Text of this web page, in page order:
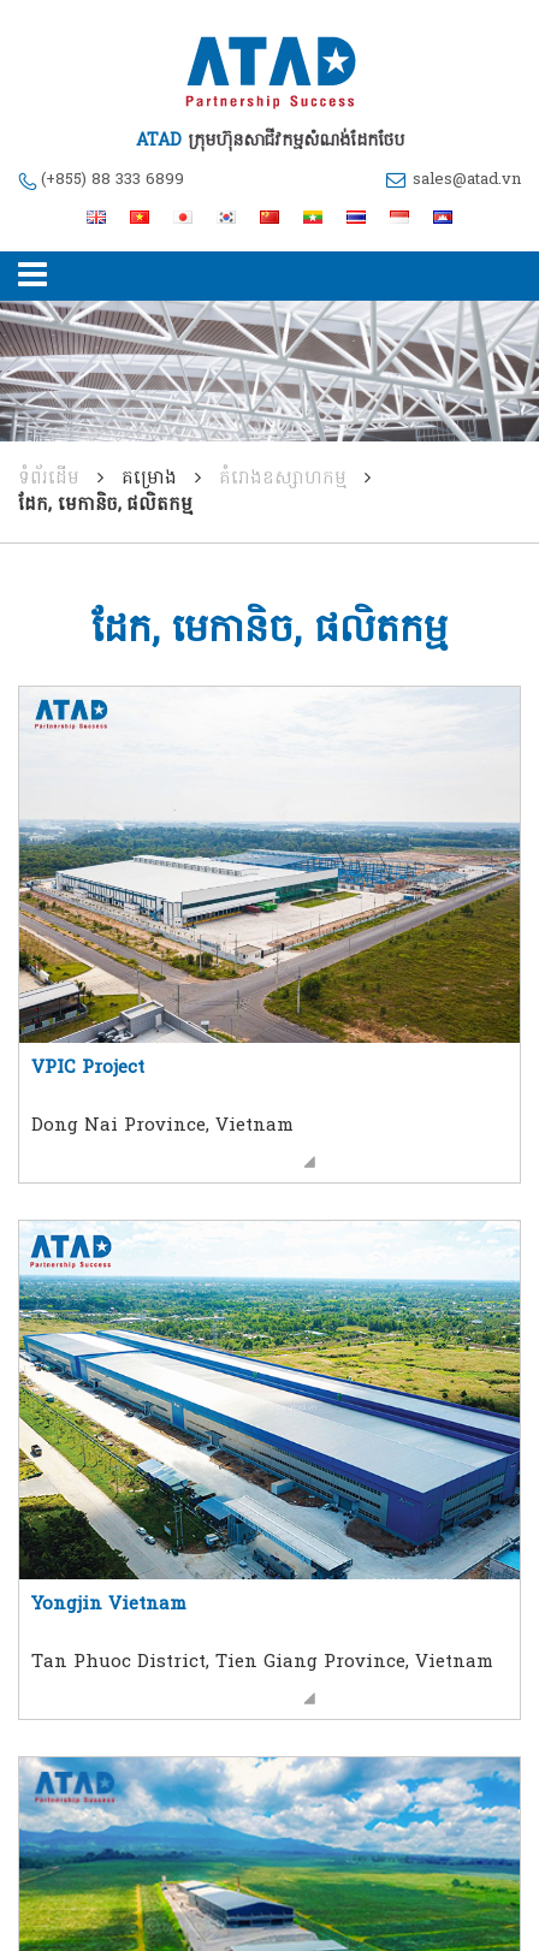
ATAD ក្រុមហ៊ុនសាជីវកម្មសំណង់ដែកថែប
(+855) 88 333 6899 sales@atad.vn
ទំព័រដើម គម្រោង
គំរោងឧស្សាហកម្ម
ដែក, មេកានិច, ផលិតកម្ម
ដែក, មេកានិច, ផលិតកម្ម
VPIC Project
Dong Nai Province, Vietnam
Yongjin Vietnam
Tan Phuoc District, Tien Giang Province, Vietnam